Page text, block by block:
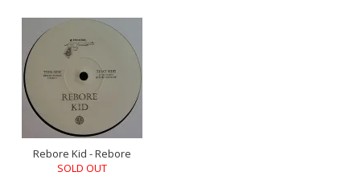
Rebore Kid - Rebore
SOLD OUT